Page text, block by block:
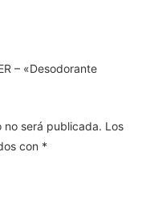
– «Desodorante
será publicada. Los
con *